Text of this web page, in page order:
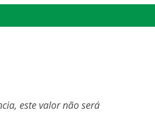
este valor não será